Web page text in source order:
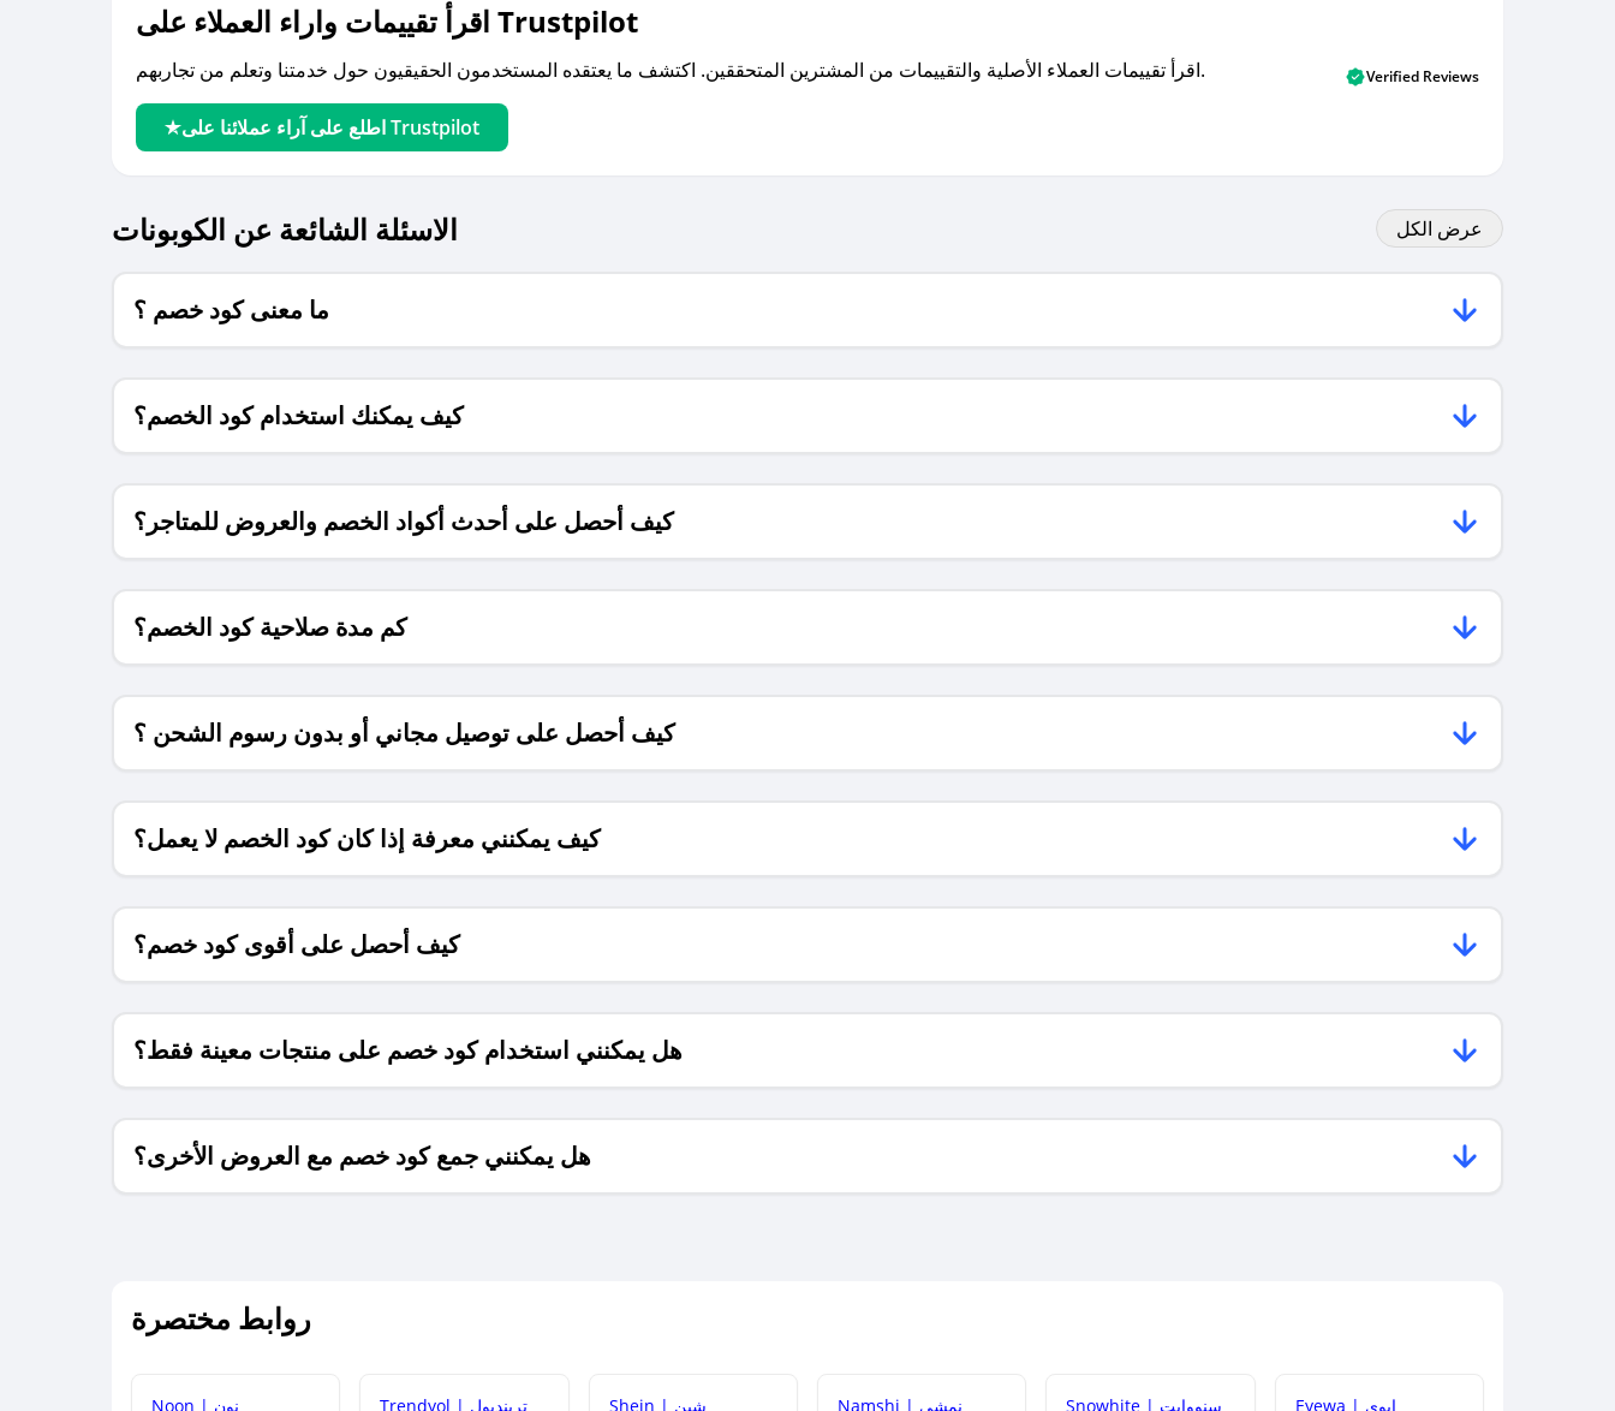
اقرأ تقييمات واراء العملاء على Trustpilot
اقرأ تقييمات العملاء الأصلية والتقييمات من المشترين المتحققين. اكتشف ما يعتقده المستخدمون الحقيقيون حول خدمتنا وتعلم من تجاربهم.
اطلع على آراء عملائنا على Trustpilot
Verified Reviews
الاسئلة الشائعة عن الكوبونات عرض الكل
ما معنى كود خصم ؟
كيف يمكنك استخدام كود الخصم؟
كيف أحصل على أحدث أكواد الخصم والعروض للمتاجر؟
كم مدة صلاحية كود الخصم؟
كيف أحصل على توصيل مجاني أو بدون رسوم الشحن ؟
كيف يمكنني معرفة إذا كان كود الخصم لا يعمل؟
كيف أحصل على أقوى كود خصم؟
هل يمكنني استخدام كود خصم على منتجات معينة فقط؟
هل يمكنني جمع كود خصم مع العروض الأخرى؟
روابط مختصرة
Noon | نون Trendyol | ترينديول Shein | شين Namshi | نمشي Snowhite | سنووايت Eyewa | إيوي